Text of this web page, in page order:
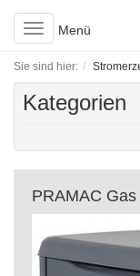
Toggle
navigation
Menü
Sie sind hier:
Kategorien
PRAMAC